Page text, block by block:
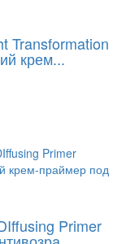
Transformation
крем...
Primer